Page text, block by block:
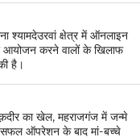
श्यामदेउरवां क्षेत्र में ऑनलाइन
करने वालों के खिलाफ
है।
का खेल, महराजगंज में जन्मे
ऑपरेशन के बाद मां-बच्चे